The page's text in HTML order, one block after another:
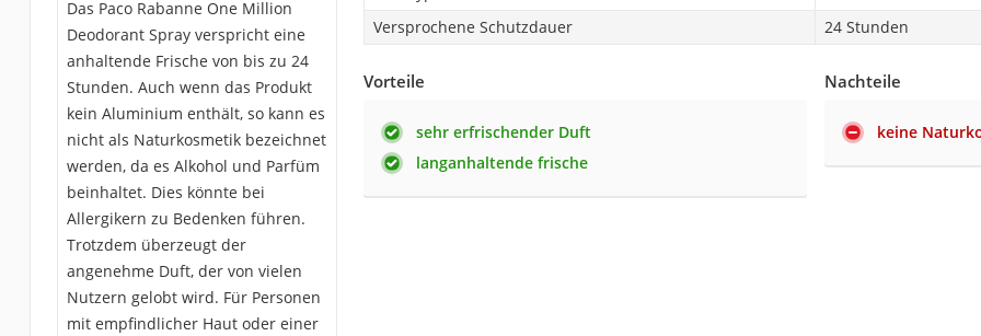
Das Paco Rabanne One Million
Deodorant Spray verspricht eine
anhaltende Frische von bis zu 24
Stunden. Auch wenn das Produkt
kein Aluminium enthält, so kann es
nicht als Naturkosmetik bezeichnet
werden, da es Alkohol und Parfüm
beinhaltet. Dies könnte bei
Allergikern zu Bedenken führen.
Trotzdem überzeugt der
angenehme Duft, der von vielen
Nutzern gelobt wird. Für Personen
mit empfindlicher Haut oder einer
Versprochene Schutzdauer
24 Stunden
Vorteile
sehr erfrischender Duft
langanhaltende frische
Nachteile
keine